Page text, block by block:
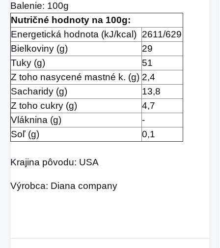
Balenie: 100g
Nutričné hodnoty na 100g:
Energetická hodnota (kJ/kcal) 2611/629
Bielkoviny (g)
29
Tuky (g)
51
Z toho nasycené mastné k. (g) 2,4
Sacharidy (g)
13,8
Z toho cukry (g)
4,7
Vláknina (g)
-
Soľ (g)
0,1
Krajina pôvodu: USA
Výrobca: Diana company